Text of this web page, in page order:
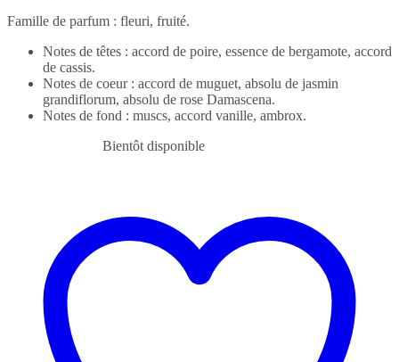
Famille de parfum : fleuri, fruité.
Notes de têtes : accord de poire, essence de bergamote, accord
de cassis.
Notes de coeur : accord de muguet, absolu de jasmin
grandiflorum, absolu de rose Damascena.
Notes de fond : muscs, accord vanille, ambrox.